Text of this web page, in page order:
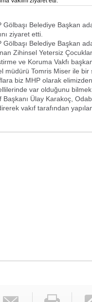
Gölbaşı Belediye Başkan
ziyaret etti.
Gölbaşı Belediye Başkan
Zihinsel Yetersiz
ve Koruma Vakfı
müdürü Tomris Miser ile bir
biz MHP olarak
var olduğunu
Başkanı Ülay Karakoç,
vakıf tarafından